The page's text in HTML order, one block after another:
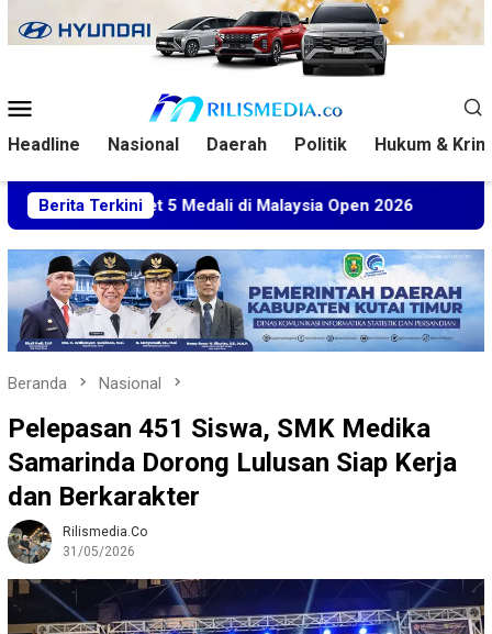
ke
Mobile
Headline Nasional Daerah Politik Hukum &
Berita Terkini
5 Medali di Malaysia Open 2026 Kuasa Hukum BT
Beranda Nasional
Pelepasan 451 Siswa, SMK Medika
Samarinda Dorong Lulusan Siap Kerja
dan Berkarakter
Rilismedia.co
31/05/2026